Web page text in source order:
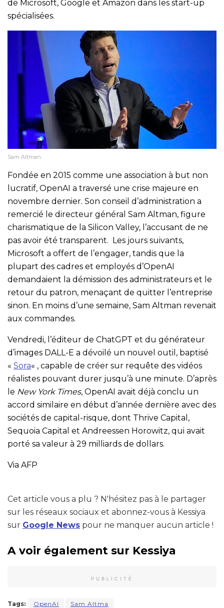
de Microsoft, Google et Amazon dans les start-up
spécialisées.
Sam Altman
Fondée en 2015 comme une association à but non
lucratif, OpenAI a traversé une crise majeure en
novembre dernier. Son conseil d’administration a
remercié le directeur général Sam Altman, figure
charismatique de la Silicon Valley, l’accusant de ne
pas avoir été transparent. Les jours suivants,
Microsoft a offert de l’engager, tandis que la
plupart des cadres et employés d’OpenAI
demandaient la démission des administrateurs et le
retour du patron, menaçant de quitter l’entreprise
sinon. En moins d’une semaine, Sam Altman revenait
aux commandes.
Vendredi, l’éditeur de ChatGPT et du générateur
d’images DALL-E a dévoilé un nouvel outil, baptisé
« Sora« , capable de créer sur requête des vidéos
réalistes pouvant durer jusqu’à une minute. D’après
le New York Times, OpenAI avait déjà conclu un
accord similaire en début d’année dernière avec des
sociétés de capital-risque, dont Thrive Capital,
Sequoia Capital et Andreessen Horowitz, qui avait
porté sa valeur à 29 milliards de dollars.
Via AFP
Cet article vous a plu ? N'hésitez pas à le partager
sur les réseaux sociaux et abonnez-vous à Kessiya
sur Google News pour ne manquer aucun article !
A voir également sur Kessiya
PUBLICITÉ
Tags: OpenAI Sam Altma